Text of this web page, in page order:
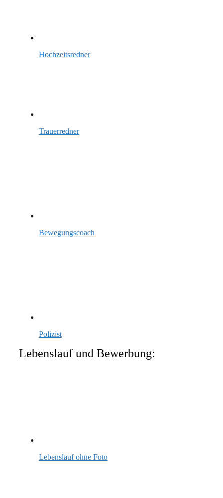
Hochzeitsredner
Trauerredner
Bewegungscoach
Polizist
Lebenslauf und Bewerbung:
Lebenslauf ohne Foto